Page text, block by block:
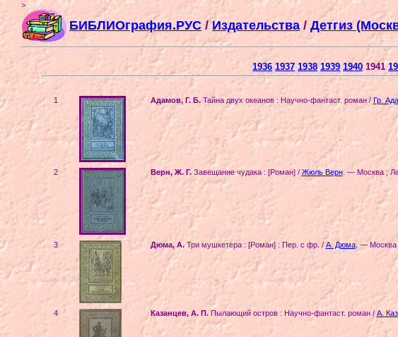
>
БИБЛИОграфия.РУС /Издательства/ Детгиз
1936 1937 1938 1939 1940 1941
1 Адамов, Г. Б. Тайна двух океанов : Научно-фантаст. роман / Гр.
2 Верн, Ж. Г. Завещание чудака : [Роман] / Жюль Верн. — Москва ;
3 Дюма, А. Три мушкетера : [Роман] : Пер. с фр. / А. Дюма. — Москва
4 Казанцев, А. П. Пылающий остров : Научно-фантаст. роман / А.